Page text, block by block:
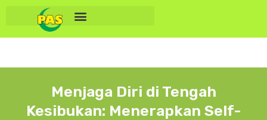
Menjaga Diri di Tengah
Kesibukan: Menerapkan Self-